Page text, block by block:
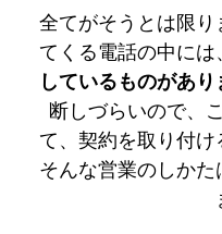
全てがそうとは限
てくる電話の中には
しているものがあり
断しづらいので、
て、契約を取り付け
そんな営業のしかた